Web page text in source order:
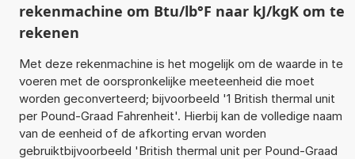
rekenmachine om Btu/lb°F naar kJ/kgK om te
rekenen
Met deze rekenmachine is het mogelijk om de waarde in te
voeren met de oorspronkelijke meeteenheid die moet
worden geconverteerd; bijvoorbeeld '1 British thermal unit
per Pound-Graad Fahrenheit'. Hierbij kan de volledige naam
van de eenheid of de afkorting ervan worden
gebruiktbijvoorbeeld 'British thermal unit per Pound-Graad